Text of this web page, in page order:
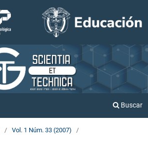
Buscar
/ Vol. 1 Núm. 33 (2007)
/